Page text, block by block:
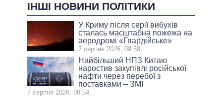
ІНШІ НОВИНИ ПОЛІТИКИ
У Криму після серії вибухів
сталась масштабна пожежа на
аеродромі «Гвардійське»
7 серпня 2026, 09:58
Найбільший НПЗ Китаю
наростив закупівлі російської
нафти через перебої з
поставками – ЗМІ
7 серпня 2026, 08:54